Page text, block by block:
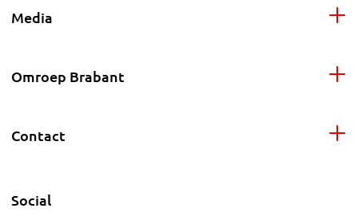
Media
Omroep Brabant
Contact
Social